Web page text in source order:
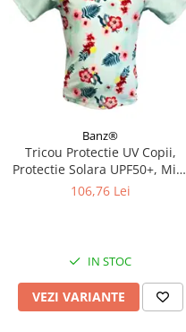
Banz®
Tricou Protectie UV Copii,
Protectie Solara UPF50+, Mint
Floral, Diverse marimi
106,76 Lei
IN STOC
VEZI VARIANTE